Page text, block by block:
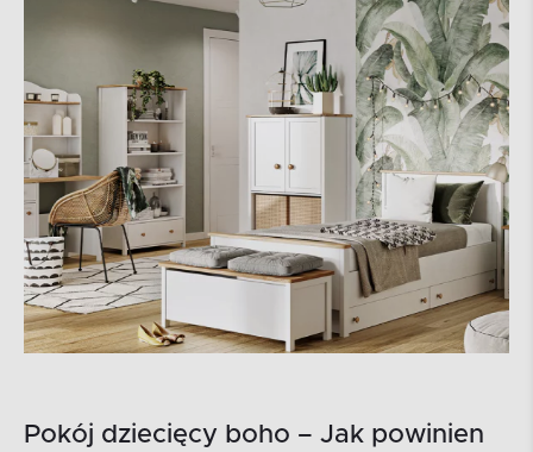
Pokój dziecięcy boho – Jak powinien